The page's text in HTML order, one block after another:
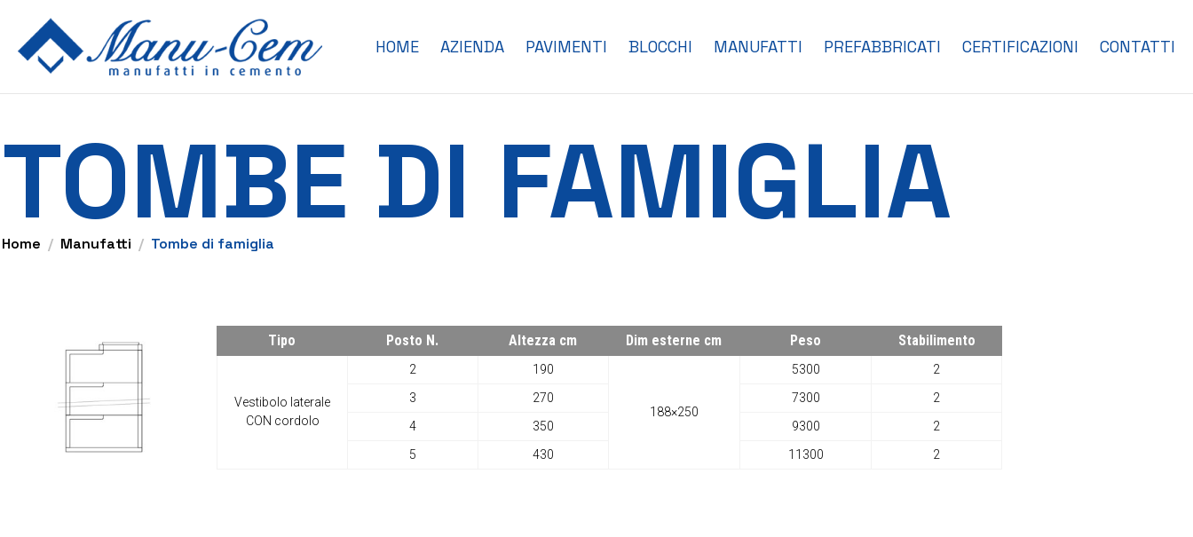
HOME AZIENDA PAVIMENTI BLOCCHI MANUFATTI PREFABBRICATI CERTIFICAZIONI CONTATTI
TOMBE DI FAMIGLIA
Home Manufatti Tombe di famiglia
Tipo Posto N. Altezza cm Dim esterne cm Peso Stabilimento
Vestibolo laterale
CON cordolo
2 190
188×250
5300
2
3
270 7300
2
4
350 9300
2
5
430 11300 2